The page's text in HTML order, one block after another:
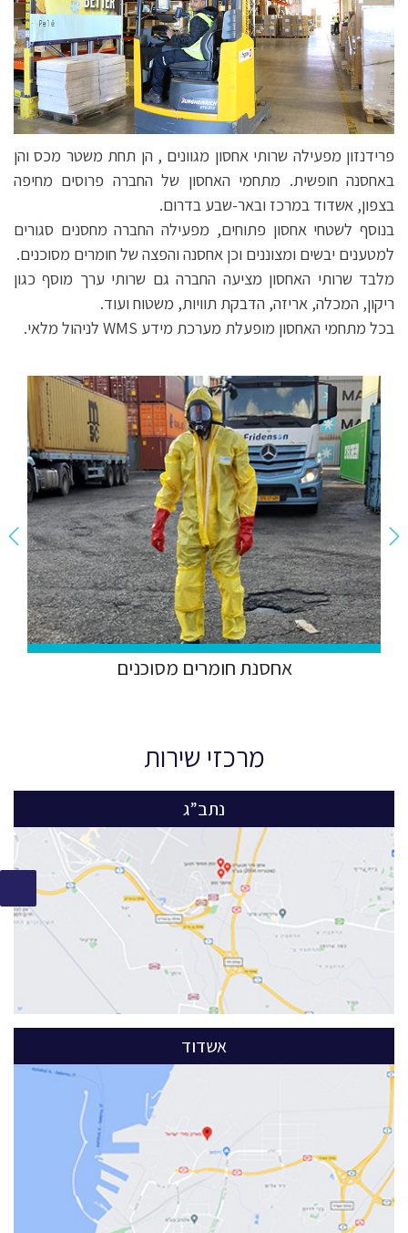
פרידנזון מפעילה שרותי אחסון מגוונים , הן תחת משטר מכס והן
באחסנה חופשית. מתחמי האחסון של החברה פרוסים מחיפה
בצפון, אשדוד במרכז ובאר-שבע בדרום.
בנוסף לשטחי אחסון פתוחים, מפעילה החברה מחסנים סגורים
למטענים יבשים ומצוננים וכן אחסנה והפצה של חומרים מסוכנים.
מלבד שרותי האחסון מציעה החברה גם שרותי ערך מוסף כגון
ריקון, המכלה, אריזה, הדבקת תוויות, משטוח ועוד.
בכל מתחמי האחסון מופעלת מערכת מידע WMS לניהול מלאי.
אחסנת חומרים מסוכנים
מרכזי שירות
נתב”ג
אשדוד